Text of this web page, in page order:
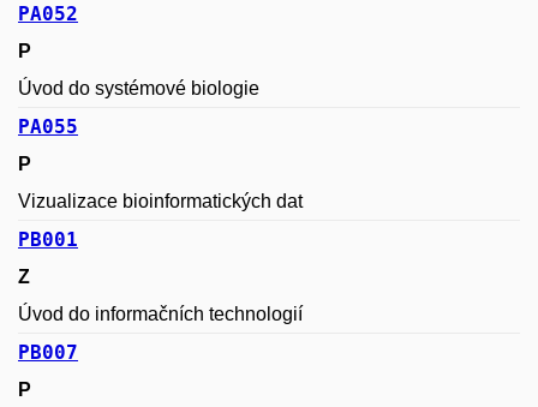
PA052
P
Úvod do systémové biologie
PA055
P
Vizualizace bioinformatických dat
PB001
Z
Úvod do informačních technologií
PB007
P